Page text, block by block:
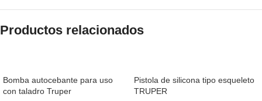
Productos relacionados
Bomba autocebante para uso
con taladro Truper
Pistola de silicona tipo esqueleto
TRUPER